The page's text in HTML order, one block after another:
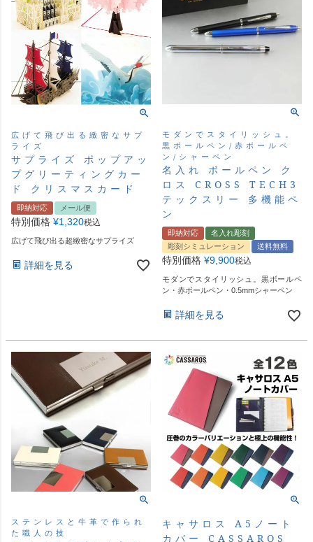
広げて飛び出る緻密なサプ
ライズ
サプライズ ポップアッ
プグリーティングカー
ド クリスマスカード
即納対応 メール便
特別価格 ¥1,320税込
広げて飛び出る超緻密なサプライズ
詳細を見る
モダンでスタイリッシュ。
黒ボールペン/赤ボールペ
ン/シャーペン
名入れ ボールペン ク
ロス CROSS TECH3
テックスリー 多機能ペ
ン
即納対応
名入れ彫刻
彫刻シミュレーション
送料無料
特別価格 ¥9,900税込
モダンでスタイリッシュ。黒ボールペ
ン・赤ボールペン・0.5mmシャーペン
詳細を見る
ステンレスと牛革で作られ
た職人の技
キャサロス A5ノート
カバー CASSAROS